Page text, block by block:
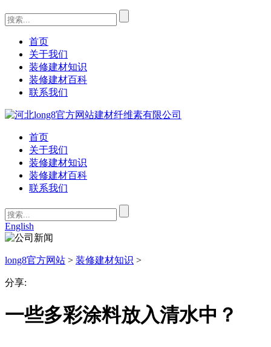
首页
关于我们
装修建材知识
装修建材百科
联系我们
首页
关于我们
装修建材知识
装修建材百科
联系我们
English
long8官方网站 > 装修建材知识 >
分享:
一些多彩涂料放入清水中？